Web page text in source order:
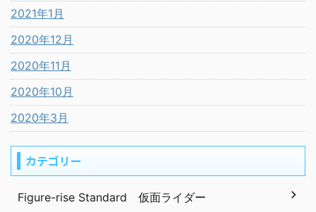
2021年1月
2020年12月
2020年11月
2020年10月
2020年3月
カテゴリー
Figure-rise Standard 仮面ライダー